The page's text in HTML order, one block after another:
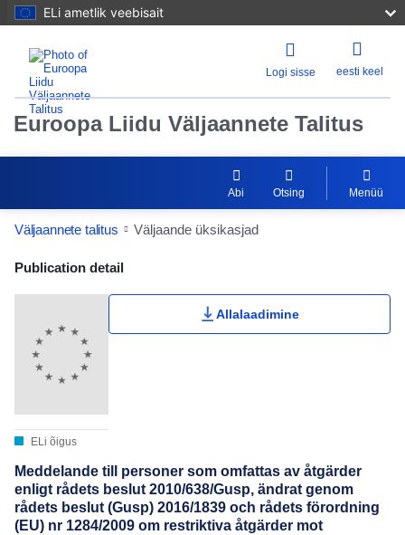
ELi ametlik veebisait
Logi sisse eesti keel
Euroopa Liidu Väljaannete Talitus
Abi Otsing Menüü
Väljaannete talitus Väljaande üksikasjad
Publication Detail Actions Portlet
Publication detail
ELi õigus
Allalaadimine
Meddelande till personer som omfattas av åtgärder
enligt rådets beslut 2010/638/Gusp, ändrat genom
rådets beslut (Gusp) 2016/1839 och rådets förordning
(EU) nr 1284/2009 om restriktiva åtgärder mot